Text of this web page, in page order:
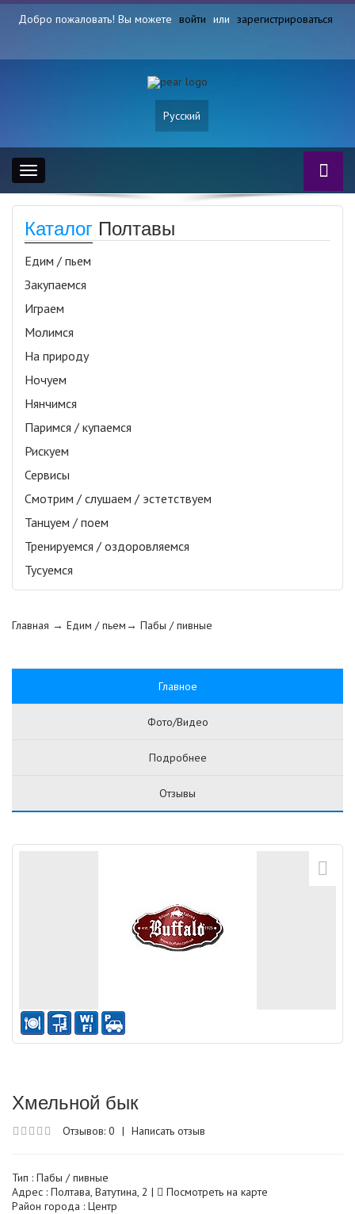
Добро пожаловать! Вы можете войти или зарегистрироваться
Русский
Toggle
navigation
Каталог Полтавы
Едим / пьем
Закупаемся
Играем
Молимся
На природу
Ночуем
Нянчимся
Паримся / купаемся
Рискуем
Сервисы
Смотрим / слушаем / эстетствуем
Танцуем / поем
Тренируемся / оздоровляемся
Тусуемся
Главная → Едим / пьем→ Пабы / пивные
Главное
Фото/Видео
Подробнее
Отзывы
Хмельной бык
Отзывов: 0 | Написать отзыв
Тип : Пабы / пивные
Адрес : Полтава, Ватутина, 2 |
Посмотреть на карте
Район города : Центр